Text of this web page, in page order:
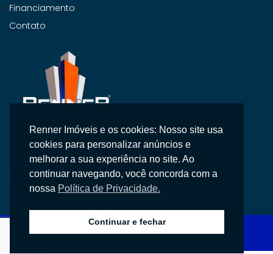
Na Renner Imobiliária, não vendemos apenas imóveis,
entregamos segurança, confiança e um atendimento
personalizado.
Financiamento
Contato
Renner Imóveis e os cookies: Nosso site usa
cookies para personalizar anúncios e
melhorar a sua experiência no site. Ao
continuar navegando, você concorda com a
nossa Política de Privacidade.
Continuar e fechar